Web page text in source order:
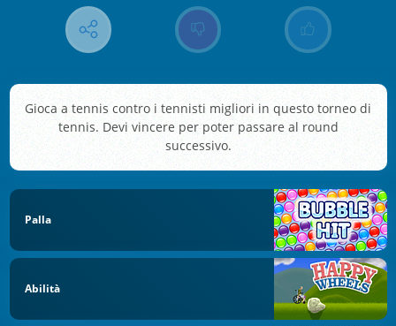
Gioca a tennis contro i tennisti migliori in questo torneo di
tennis. Devi vincere per poter passare al round
successivo.
Palla
Abilità